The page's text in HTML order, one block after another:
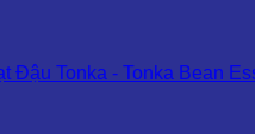
Đậu Tonka - Tonka Bean